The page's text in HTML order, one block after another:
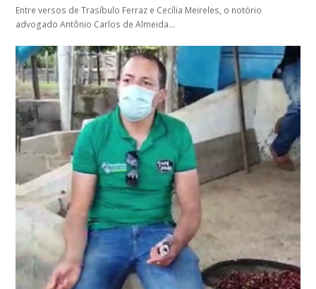
Entre versos de Trasíbulo Ferraz e Cecília Meireles, o notório
advogado Antônio Carlos de Almeida…